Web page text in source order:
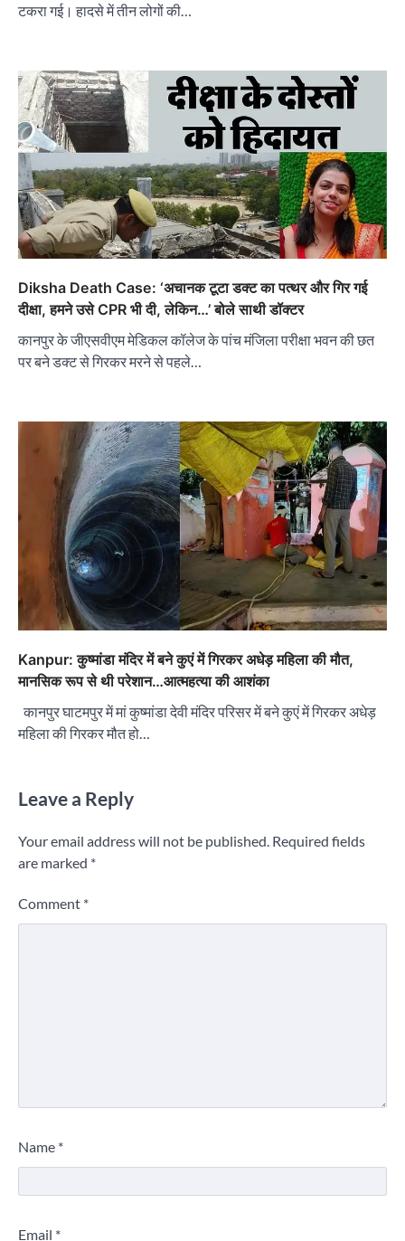
टकरा गई। हादसे में तीन लोगों की…
Diksha Death Case: ‘अचानक टूटा डक्ट का पत्थर और गिर गई
दीक्षा, हमने उसे CPR भी दी, लेकिन…’ बोले साथी डॉक्टर
कानपुर के जीएसवीएम मेडिकल कॉलेज के पांच मंजिला परीक्षा भवन की छत
पर बने डक्ट से गिरकर मरने से पहले…
Kanpur: कुष्मांडा मंदिर में बने कुएं में गिरकर अधेड़ महिला की मौत,
मानसिक रूप से थी परेशान…आत्महत्या की आशंका
कानपुर घाटमपुर में मां कुष्मांडा देवी मंदिर परिसर में बने कुएं में गिरकर अधेड़
महिला की गिरकर मौत हो…
Leave a Reply
Your email address will not be published. Required fields
are marked *
Comment *
Name *
Email *